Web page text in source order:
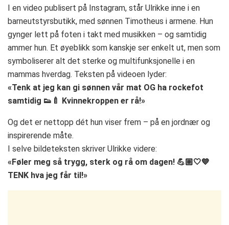
I en video publisert på Instagram, står Ulrikke inne i en
barneutstyrsbutikk, med sønnen Timotheus i armene. Hun
gynger lett på foten i takt med musikken – og samtidig
ammer hun. Et øyeblikk som kanskje ser enkelt ut, men som
symboliserer alt det sterke og multifunksjonelle i en
mammas hverdag. Teksten på videoen lyder:
«Tenk at jeg kan gi sønnen vår mat OG ha rockefot
samtidig 👟🍼 Kvinnekroppen er rå!»
Og det er nettopp dét hun viser frem – på en jordnær og
inspirerende måte.
I selve bildeteksten skriver Ulrikke videre:
«Føler meg så trygg, sterk og rå om dagen! 💪🏼🤍💙
TENK hva jeg får til!»